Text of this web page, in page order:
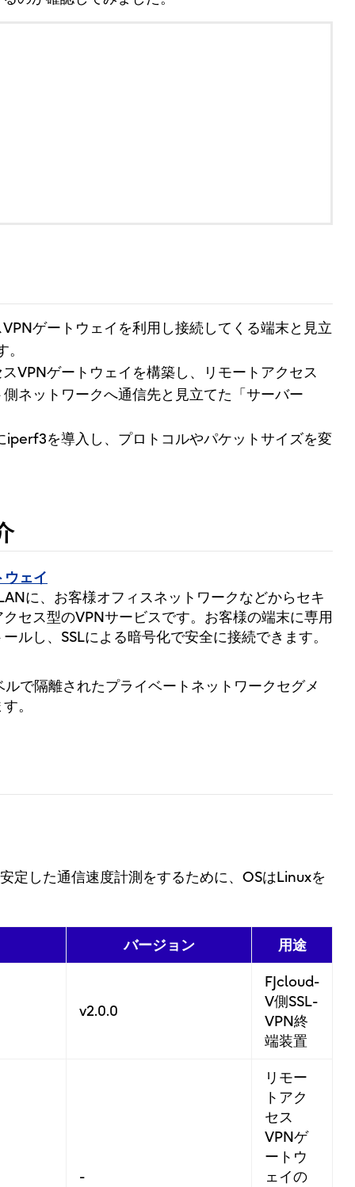
ゲートウェイを利用し接続してくる端末と見立
VPNゲートウェイを構築し、リモートアクセス
ネットワークへ通信先と見立てた「サーバー
iperf3を導入し、プロトコルやパケットサイズを変
ェイ
に、お客様オフィスネットワークなどからセキ
セス型のVPNサービスです。お客様の端末に専用
ルし、SSLによる暗号化で安全に接続できます。
で隔離されたプライベートネットワークセグメ
。
定した通信速度計測をするために、OSはLinuxを
バージョン 用途
v2.0.0
FJcloud-
V側SSL-
VPN終
端装置
-
リモー
トアク
セス
VPNゲ
ートウ
ェイの